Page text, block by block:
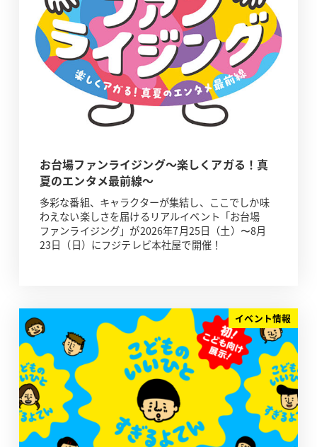
お台場ファンライジング～楽しくアガる！真
夏のエンタメ最前線～
多彩な番組、キャラクターが集結し、ここでしか味
わえない楽しさを届けるリアルイベント「お台場
ファンライジング」が2026年7月25日（土）〜8月
23日（日）にフジテレビ本社屋で開催！
イベント情報